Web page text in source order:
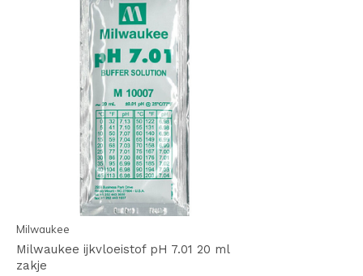
Milwaukee
Milwaukee ijkvloeistof pH 7.01 20 ml
zakje